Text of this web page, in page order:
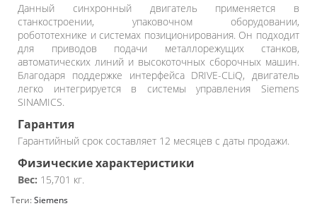
Данный синхронный двигатель применяется в
станкостроении, упаковочном оборудовании,
робототехнике и системах позиционирования. Он подходит
для приводов подачи металлорежущих станков,
автоматических линий и высокоточных сборочных машин.
Благодаря поддержке интерфейса DRIVE-CLiQ, двигатель
легко интегрируется в системы управления Siemens
SINAMICS.
Гарантия
Гарантийный срок составляет 12 месяцев с даты продажи.
Физические характеристики
Вес: 15,701 кг.
Теги:Siemens